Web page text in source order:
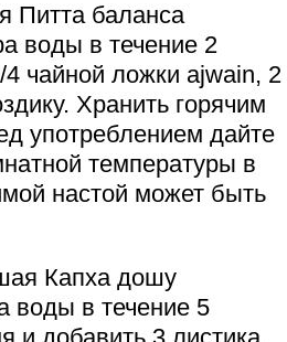
Питта баланса
воды в течение 2
чайной ложки ajwain, 2
Хранить горячим
употреблением дайте
температуры в
настой может быть
Капха дошу
воды в течение 5